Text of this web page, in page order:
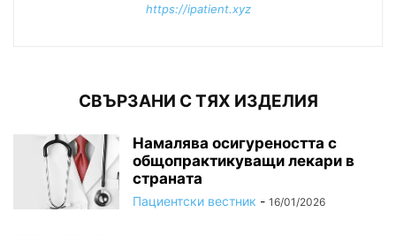
https://ipatient.xyz
СВЪРЗАНИ С ТЯХ ИЗДЕЛИЯ
Намалява осигуреността с
общопрактикуващи лекари в
страната
Пациентски вестник - 16/01/2026